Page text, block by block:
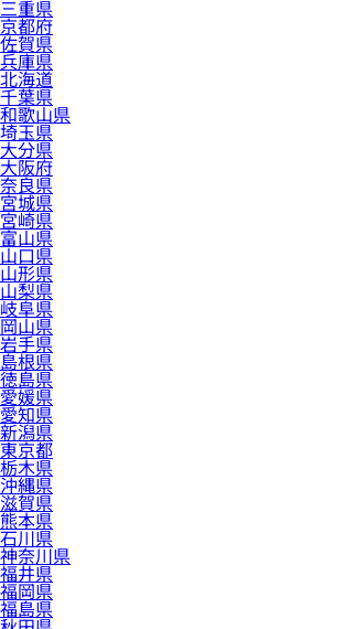
三重県
京都府
佐賀県
兵庫県
北海道
千葉県
和歌山県
埼玉県
大分県
大阪府
奈良県
宮城県
宮崎県
富山県
山口県
山形県
山梨県
岐阜県
岡山県
岩手県
島根県
徳島県
愛媛県
愛知県
新潟県
東京都
栃木県
沖縄県
滋賀県
熊本県
石川県
神奈川県
福井県
福岡県
福島県